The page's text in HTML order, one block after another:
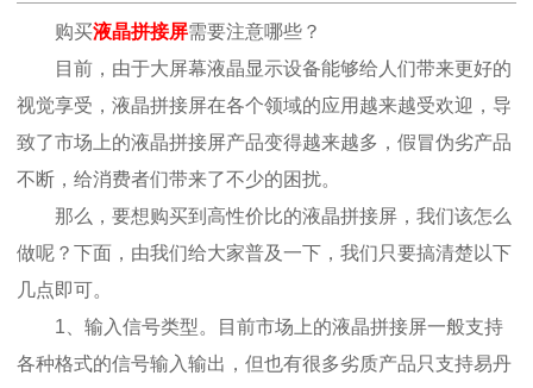
购买液晶拼接屏需要注意哪些？
目前，由于大屏幕液晶显示设备能够给人们带来更好的
视觉享受，液晶拼接屏在各个领域的应用越来越受欢迎，导
致了市场上的液晶拼接屏产品变得越来越多，假冒伪劣产品
不断，给消费者们带来了不少的困扰。
那么，要想购买到高性价比的液晶拼接屏，我们该怎么
做呢？下面，由我们给大家普及一下，我们只要搞清楚以下
几点即可。
1、输入信号类型。目前市场上的液晶拼接屏一般支持
各种格式的信号输入输出，但也有很多劣质产品只支持易丹